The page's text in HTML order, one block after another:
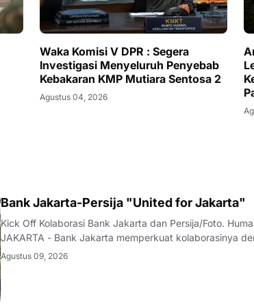
Waka Komisi V DPR : Segera
Investigasi Menyeluruh Penyebab
Kebakaran KMP Mutiara Sentosa 2
Agustus 04, 2026
Bank Jakarta-Persija "United for Jakarta"
Kick Off Kolaborasi Bank Jakarta dan Persija/Foto.
JAKARTA - Bank Jakarta memperkuat kolaborasinya
Partner dalam mengarungi musim kompetisi 2026 -
Agustus 09, 2026